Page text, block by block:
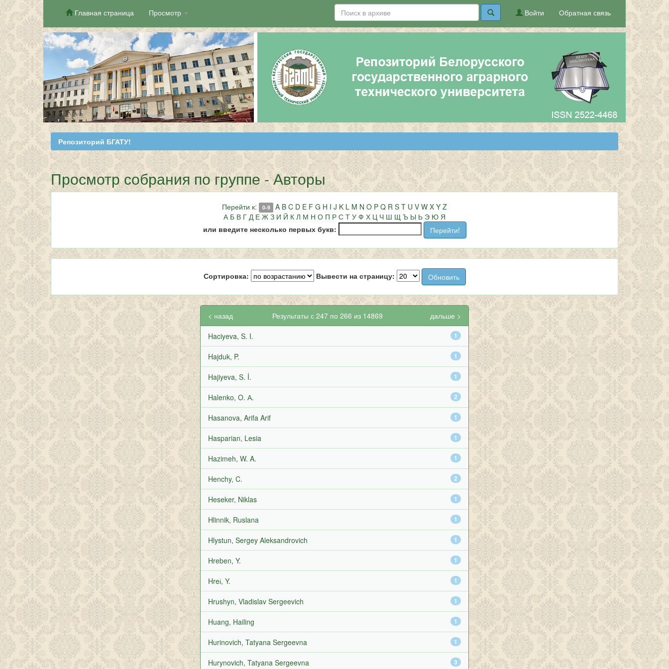
Skip
navigation
Главная страница Просмотр Обратная связь
Войти
Репозиторий БГАТУ!
Просмотр собрания по группе - Авторы
Перейти к: 0-9 A B C D E F G H I J K L M N O P Q R S T U V W X Y Z
А Б В Г Д Е Ж З И Й К Л М Н О П Р С Т У Ф Х Ц Ч Ш Щ Ъ Ы Ь Э Ю Я
или введите несколько первых букв:
Сортировка: Вывести на страницу:
Результаты с 247 по 266 из 14869
< назад дальше >
Haciyeva, S. I. 1
Hajduk, P. 1
Hajiyeva, S. İ. 1
Halenko, O. А. 2
Hasanova, Arifa Arif 1
Hasparian, Lesia 1
Hazimeh, W. A. 1
Henchy, C. 2
Heseker, Niklas 1
Hlinnik, Ruslana 1
Hlystun, Sergey Aleksandrovich 1
Hreben, Y. 1
Hreі, Y. 1
Hrushyn, Vladislav Sergeevich 1
Huang, Hailing 1
Hurinovich, Tatyana Sergeevna 1
Hurynovich, Tatyana Sergeevna 3